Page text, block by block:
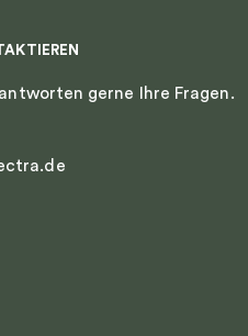
gerne Ihre Fragen.